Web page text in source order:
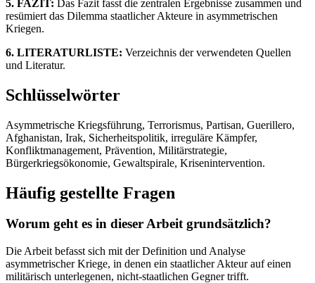
5. FAZIT: Das Fazit fasst die zentralen Ergebnisse zusammen und
resümiert das Dilemma staatlicher Akteure in asymmetrischen
Kriegen.
6. LITERATURLISTE: Verzeichnis der verwendeten Quellen
und Literatur.
Schlüsselwörter
Asymmetrische Kriegsführung, Terrorismus, Partisan, Guerillero,
Afghanistan, Irak, Sicherheitspolitik, irreguläre Kämpfer,
Konfliktmanagement, Prävention, Militärstrategie,
Bürgerkriegsökonomie, Gewaltspirale, Krisenintervention.
Häufig gestellte Fragen
Worum geht es in dieser Arbeit grundsätzlich?
Die Arbeit befasst sich mit der Definition und Analyse
asymmetrischer Kriege, in denen ein staatlicher Akteur auf einen
militärisch unterlegenen, nicht-staatlichen Gegner trifft.